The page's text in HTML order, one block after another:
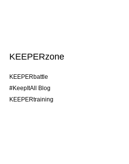
KEEPERzone
KEEPERbattle
#KeepItAll Blog
KEEPERtraining